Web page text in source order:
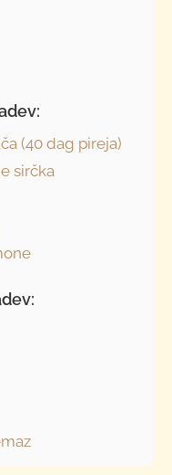
(40 dag pireja)
sirčka